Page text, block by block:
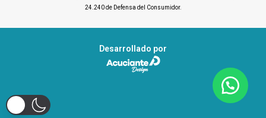
24.240 de Defensa del Consumidor.
Desarrollado por